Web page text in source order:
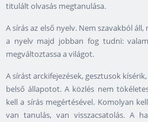
titulált olvasás megtanulása.
A sírás az első nyelv. Nem szavakból
a nyelv majd jobban fog tudni:
megváltoztassa a világot.
A sírást arckifejezések, gesztusok
belső állapotot. A közlés nem
kell a sírás megértésével. Komolyan
van tanulás, van visszacsatolás. A